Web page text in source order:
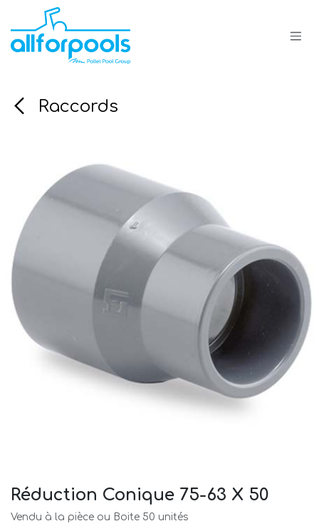
Se rendre au contenu
Raccords
Réduction Conique 75-63 X 50
Vendu à la pièce ou Boite 50 unités